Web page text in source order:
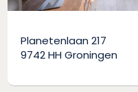
Planetenlaan 217
9742 HH Groningen